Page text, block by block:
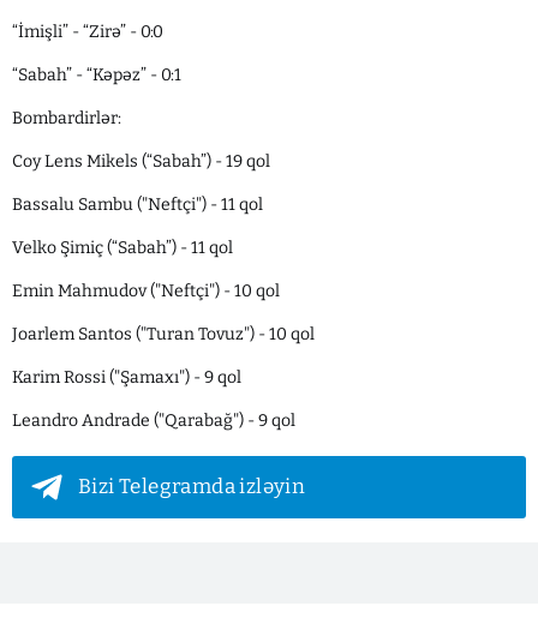
“İmişli” - “Zirə” - 0:0
“Sabah” - “Kəpəz” - 0:1
Bombardirlər:
Coy Lens Mikels (“Sabah”) - 19 qol
Bassalu Sambu ("Neftçi") - 11 qol
Velko Şimiç (“Sabah”) - 11 qol
Emin Mahmudov ("Neftçi") - 10 qol
Joarlem Santos ("Turan Tovuz") - 10 qol
Karim Rossi ("Şamaxı") - 9 qol
Leandro Andrade ("Qarabağ") - 9 qol
Bizi Telegramda izləyin